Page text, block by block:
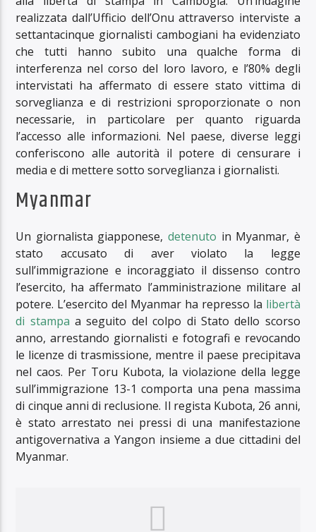
realizzata dall’Ufficio dell’Onu attraverso interviste a
settantacinque giornalisti cambogiani ha evidenziato
che tutti hanno subito una qualche forma di
interferenza nel corso del loro lavoro, e l’80% degli
intervistati ha affermato di essere stato vittima di
sorveglianza e di restrizioni sproporzionate o non
necessarie, in particolare per quanto riguarda
l’accesso alle informazioni. Nel paese, diverse leggi
conferiscono alle autorità il potere di censurare i
media e di mettere sotto sorveglianza i giornalisti.
Myanmar
Un giornalista giapponese, detenuto in Myanmar, è
stato accusato di aver violato la legge
sull’immigrazione e incoraggiato il dissenso contro
l’esercito, ha affermato l’amministrazione militare al
potere. L’esercito del Myanmar ha represso la libertà
di stampa a seguito del colpo di Stato dello scorso
anno, arrestando giornalisti e fotografi e revocando
le licenze di trasmissione, mentre il paese precipitava
nel caos. Per Toru Kubota, la violazione della legge
sull’immigrazione 13-1 comporta una pena massima
di cinque anni di reclusione. Il regista Kubota, 26 anni,
è stato arrestato nei pressi di una manifestazione
antigovernativa a Yangon insieme a due cittadini del
Myanmar.